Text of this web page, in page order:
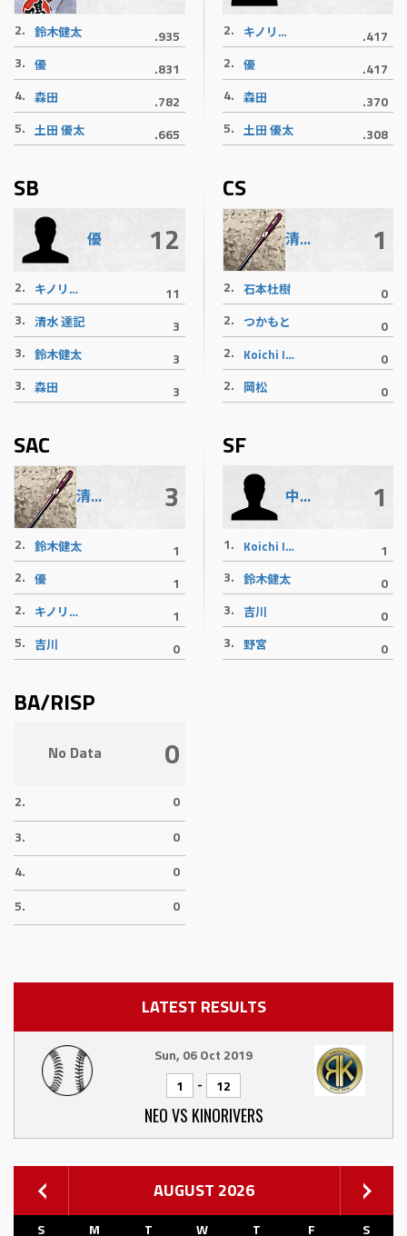
2. 鈴木健太
.935
3. 優
.831
4. 森田
.782
5. 土田 優太 .665
2. キノリバース御意見番
.417
2. 優
.417
4. 森田
.370
5. 土田 優太 .308
SB
優 12
2. キノリバース御意見番
11
3. 清水 達記
3
3. 鈴木健太
3
3. 森田 3
CS
清水 達記 1
2. 石本杜樹
0
2. つかもと
0
2.
Koichi Iwaki
0
2. 岡松 0
SAC
清水 達記 3
2. 鈴木健太
1
2. 優
1
2.
キノリバース御意見番
1
5. 吉川 0
SF
中津 真也 1
1. Koichi Iwaki
1
3. 鈴木健太
0
3. 吉川
0
3. 野宮 0
BA/RISP
No Data 0
2.
0
3.
0
4.
0
5.
0
LATEST RESULTS
Sun, 06 Oct 2019
1
- 12
NEO VS KINORIVERS
AUGUST 2026
S M T W T F S